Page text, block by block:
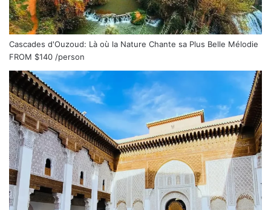
Cascades d'Ouzoud: Là où la Nature Chante sa Plus Belle Mélodie
FROM $140 /person